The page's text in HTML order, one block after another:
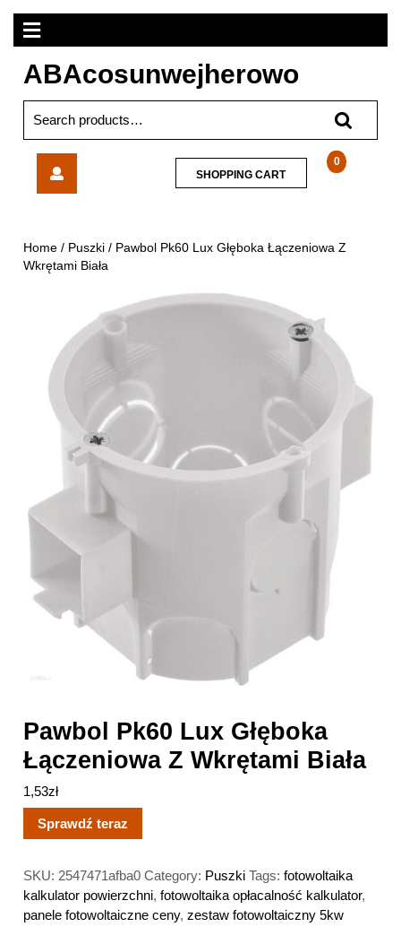
Skip
content
Open
Menu
ABAcosunwejherowo
for:
Łączeniowa
Z
0
SHOPPING CARTSHOPPING
CART
Home / Puszki / Pawbol Pk60 Lux Głęboka Łączeniowa Z
Wkrętami Biała
Pawbol Pk60 Lux Głęboka
Łączeniowa Z Wkrętami Biała
1,53zł
Sprawdź teraz
SKU: 2547471afba0 Category: Puszki Tags:fotowoltaika
kalkulator powierzchni,fotowoltaika opłacalność kalkulator,
panele fotowoltaiczne ceny,zestaw fotowoltaiczny 5kw